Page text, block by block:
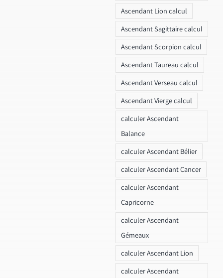
Ascendant Lion calcul
Ascendant Sagittaire calcul
Ascendant Scorpion calcul
Ascendant Taureau calcul
Ascendant Verseau calcul
Ascendant Vierge calcul
calculer Ascendant
Balance
calculer Ascendant Bélier
calculer Ascendant Cancer
calculer Ascendant
Capricorne
calculer Ascendant
Gémeaux
calculer Ascendant Lion
calculer Ascendant